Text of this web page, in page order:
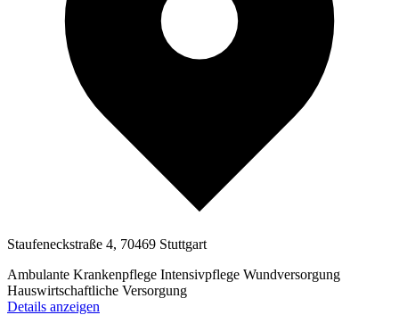
Staufeneckstraße 4, 70469 Stuttgart
Ambulante Krankenpflege Intensivpflege Wundversorgung
Hauswirtschaftliche Versorgung
Details anzeigen